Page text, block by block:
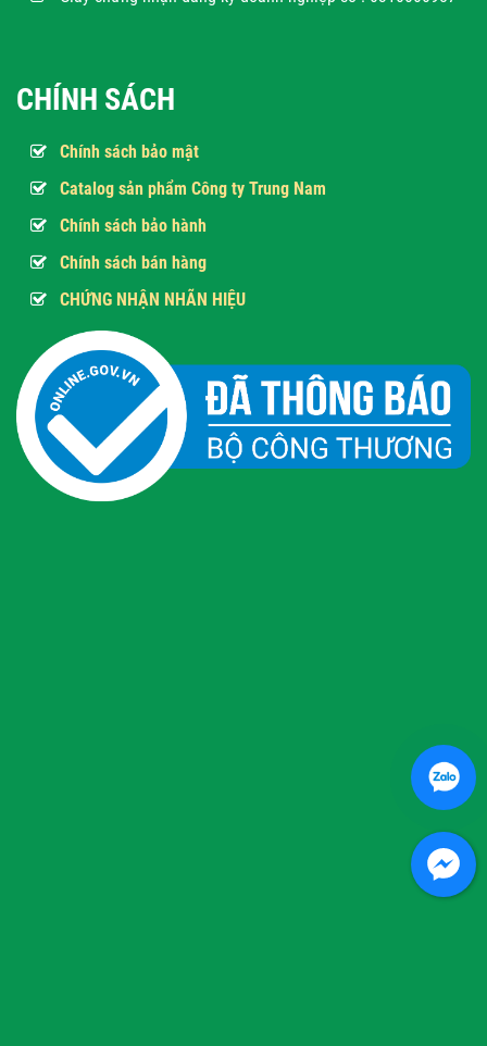
CHÍNH SÁCH
Chính sách bảo mật
Catalog sản phẩm Công ty Trung Nam
Chính sách bảo hành
Chính sách bán hàng
CHỨNG NHẬN NHÃN HIỆU